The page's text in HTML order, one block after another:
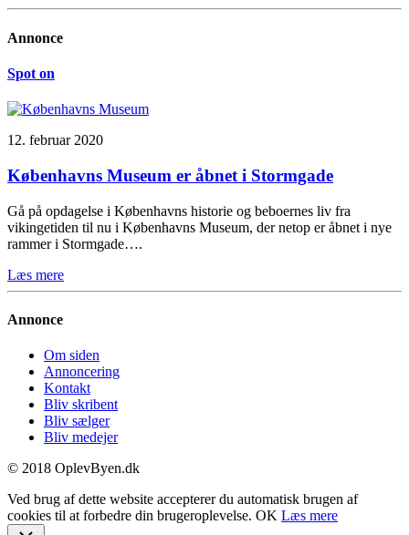
Annonce
Spot on
12. februar 2020
Københavns Museum er åbnet i Stormgade
Gå på opdagelse i Københavns historie og beboernes liv fra
vikingetiden til nu i Københavns Museum, der netop er åbnet i nye
rammer i Stormgade….
Læs mere
Annonce
Om siden
Annoncering
Kontakt
Bliv skribent
Bliv sælger
Bliv medejer
© 2018 OplevByen.dk
Ved brug af dette website accepterer du automatisk brugen af
cookies til at forbedre din brugeroplevelse. OK Læs mere